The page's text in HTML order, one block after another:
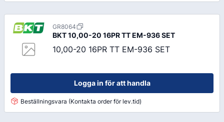
GR8064
BKT10,00-20 16PR TT EM-936 SET
10,00-20 16PR TT EM-936 SET
Logga in för att handla
Beställningsvara (Kontakta order för lev.tid)